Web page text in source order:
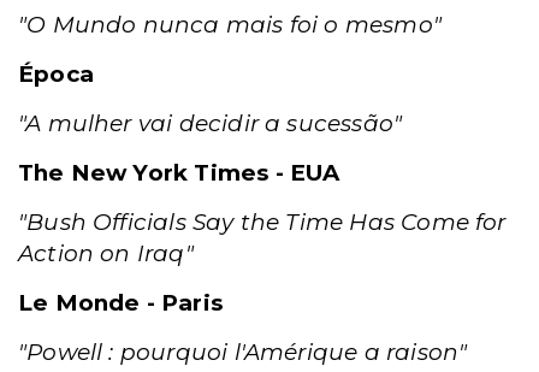
"O Mundo nunca mais foi o mesmo"
Época
"A mulher vai decidir a sucessão"
The New York Times - EUA
"Bush Officials Say the Time Has Come for
Action on Iraq"
Le Monde - Paris
"Powell : pourquoi l'Amérique a raison"